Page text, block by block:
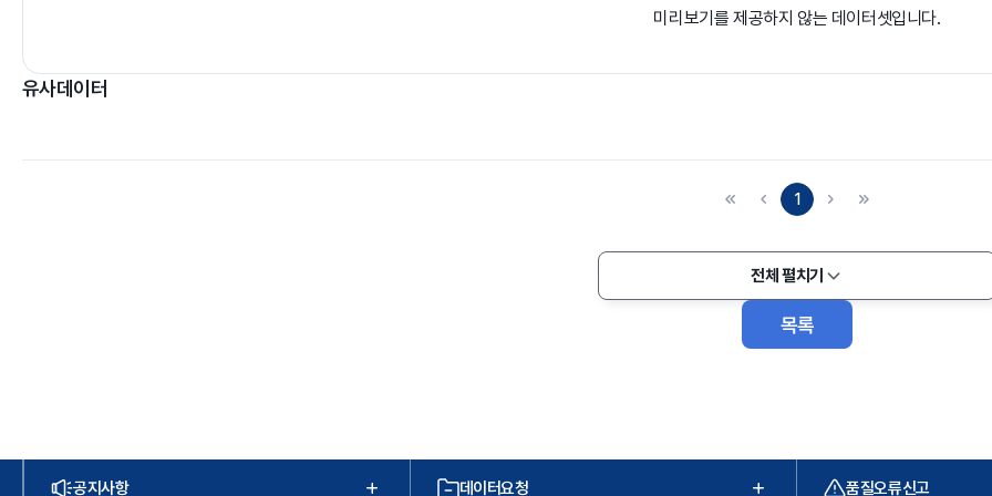
미리보기를 제공하지 않는 데이터셋입니다.
유사데이터
1
전체 펼치기
목록
공지사항 데이터요청 품질오류신고